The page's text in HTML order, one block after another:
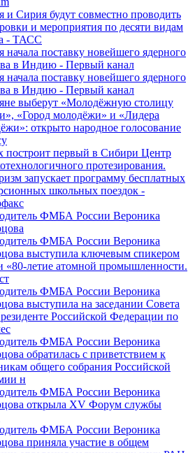
и Сирия будут совместно проводить
и мероприятия по десяти видам
- ТАСС
начала поставку новейшего ядерного
в Индию - Первый канал
начала поставку новейшего ядерного
в Индию - Первый канал
выберут «Молодёжную столицу
«Город молодёжи» и «Лидера
открыто народное голосование
построит первый в Сибири Центр
протезирования.
запускает программу бесплатных
школьных поездок -
ФМБА России Вероника
ФМБА России Вероника
выступила ключевым спикером
«80-летие атомной промышленности.
ФМБА России Вероника
выступила на заседании Совета
Российской Федерации по
ФМБА России Вероника
обратилась с приветствием к
общего собрания Российской
н
ФМБА России Вероника
открыла XV Форум службы
ФМБА России Вероника
приняла участие в общем